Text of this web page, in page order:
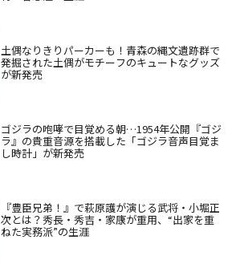
土偶なりきりパーカーも！青森の縄文遺跡群で
発掘された土偶がモチーフのキュートなグッズ
が新発売
ゴジラの咆哮で目覚める朝…1954年公開『ゴジ
ラ』の貴重音源を搭載した「ゴジラ音声目覚ま
し時計」が新発売
『豊臣兄弟！』で萩原護が演じる武将・小堀正
次とは？秀長・秀吉・家康が重用、“出家を重
ねた実務派”の生涯